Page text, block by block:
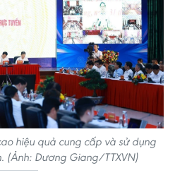
hiệu quả cung cấp và sử dụng
(Ảnh: Dương Giang/TTXVN)